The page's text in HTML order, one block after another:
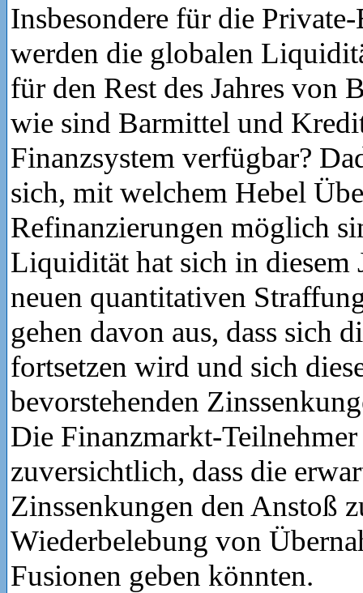
Insbesondere für die
werden die globalen
für den Rest des Jahres von
wie sind Barmittel und
Finanzsystem verfügbar?
sich, mit welchem Hebel
Refinanzierungen möglich
Liquidität hat sich in diesem
neuen quantitativen
gehen davon aus, dass sich
fortsetzen wird und sich
bevorstehenden
Die Finanzmarkt-
zuversichtlich, dass die
Zinssenkungen den Anstoß
Wiederbelebung von
Fusionen geben könnten.